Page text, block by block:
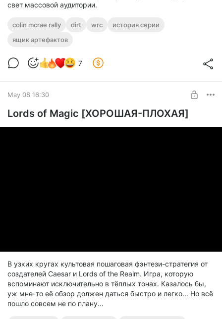
свет массовой аудитории.
colin mcrae rally dirt wrc
история серии
ящик артефактов
7
May 08 16:30
Lords of Magic [ХОРОШАЯ-ПЛОХАЯ]
В узких кругах культовая пошаговая фэнтези-стратегия от
создателей Caesar и Lords of the Realm. Игра, которую
вспоминают исключительно в тёплых тонах. Казалось бы,
уж мне-то её обзор должен даться быстро и легко... Но всё
пошло совсем не по плану...